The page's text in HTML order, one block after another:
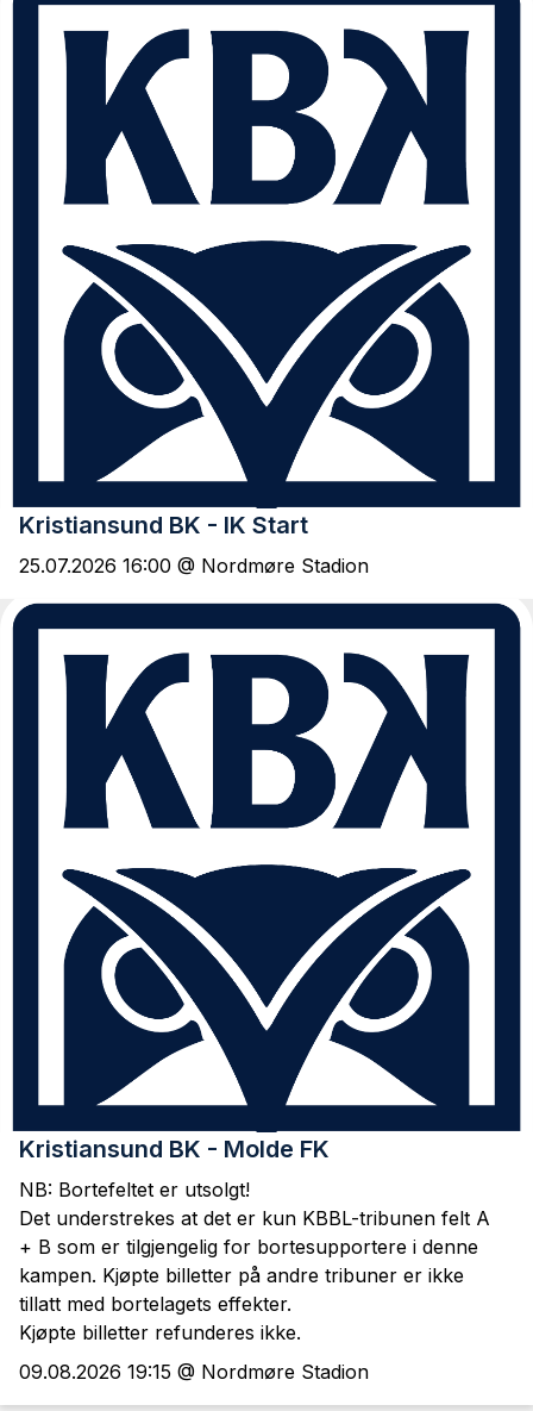
Kristiansund BK - IK Start
25.07.2026 16:00 @ Nordmøre Stadion
Kristiansund BK - Molde FK
NB: Bortefeltet er utsolgt!
Det understrekes at det er kun KBBL-tribunen felt A
+ B som er tilgjengelig for bortesupportere i denne
kampen. Kjøpte billetter på andre tribuner er ikke
tillatt med bortelagets effekter.
Kjøpte billetter refunderes ikke.
09.08.2026 19:15 @ Nordmøre Stadion